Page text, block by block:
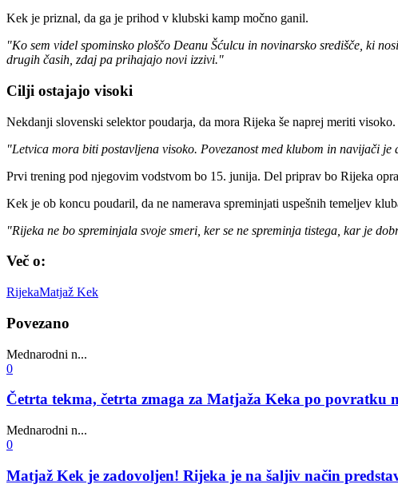
Kek je priznal, da ga je prihod v klubski kamp močno ganil.
"Ko sem videl spominsko ploščo Deanu Šćulcu in novinarsko središče, ki
drugih časih, zdaj pa prihajajo novi izzivi."
Cilji ostajajo visoki
Nekdanji slovenski selektor poudarja, da mora Rijeka še naprej meriti visoko.
"Letvica mora biti postavljena visoko. Povezanost med klubom in navijači
Prvi trening pod njegovim vodstvom bo 15. junija. Del priprav bo Rijeka
Kek je ob koncu poudaril, da ne namerava spreminjati uspešnih temeljev
"Rijeka ne bo spreminjala svoje smeri, ker se ne spreminja tistega, kar je
Več o:
RijekaMatjaž Kek
Povezano
Mednarodni n...
0
Četrta tekma, četrta zmaga za Matjaža Keka po
Mednarodni n...
0
Matjaž Kek je zadovoljen! Rijeka je na šaljiv način